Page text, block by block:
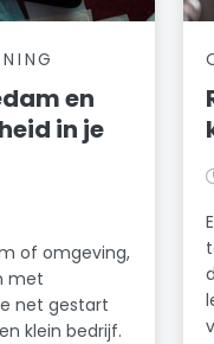
en
in je
of omgeving,
met
net gestart
klein bedrijf.